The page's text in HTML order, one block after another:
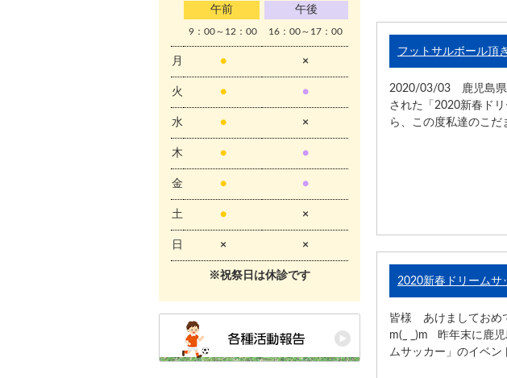
フットサルボール頂
2020/03/03 鹿児島県
された「2020新春ド
ら、この度私達のこ
2020新春ドリームサ
皆様 あけましておめ
m(_ _)m 昨年末に鹿
ムサッカー」のイベ
午前 午後
9：00～12：00 16：00～17：00
月 ● ×
火 ● ●
水 ● ×
木 ● ●
金 ● ●
土 ● ×
日 × ×
※祝祭日は休診です